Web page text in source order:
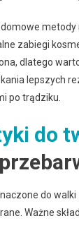
domowe
zabiegi
dlatego
lepszych
po trądziku.
do
do walki
Ważne